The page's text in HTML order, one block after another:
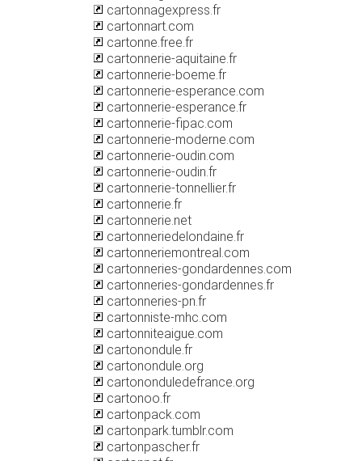
cartonnagexpress.fr
cartonnart.com
cartonne.free.fr
cartonnerie-aquitaine.fr
cartonnerie-boeme.fr
cartonnerie-esperance.com
cartonnerie-esperance.fr
cartonnerie-fipac.com
cartonnerie-moderne.com
cartonnerie-oudin.com
cartonnerie-oudin.fr
cartonnerie-tonnellier.fr
cartonnerie.fr
cartonnerie.net
cartonneriedelondaine.fr
cartonneriemontreal.com
cartonneries-gondardennes.com
cartonneries-gondardennes.fr
cartonneries-pn.fr
cartonniste-mhc.com
cartonniteaigue.com
cartonondule.fr
cartonondule.org
cartononduledefrance.org
cartonoo.fr
cartonpack.com
cartonpark.tumblr.com
cartonpascher.fr